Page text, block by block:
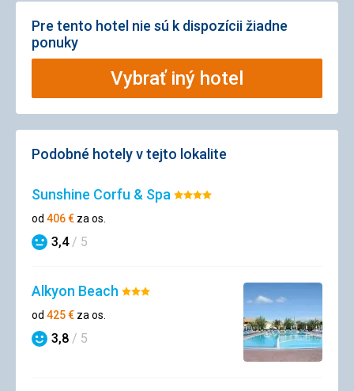
Pre tento hotel nie sú k dispozícii žiadne
ponuky
Vybrať iný hotel
Podobné hotely v tejto lokalite
Sunshine Corfu & Spa Hodnotenie:
od 406€ za os.
Hodnotenie
3,4/ 5
Alkyon Beach Hodnotenie:
od 425€ za os.
Hodnotenie
3,8 / 5